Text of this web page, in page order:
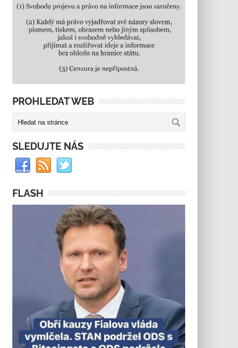
PROHLEDAT WEB
SLEDUJTE NÁS
FLASH